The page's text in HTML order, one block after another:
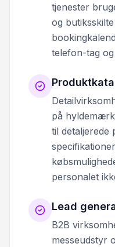
tjenester
og
telefon-tag
på
til detaljerede
personalet
Lead
B2B
messeudstyr